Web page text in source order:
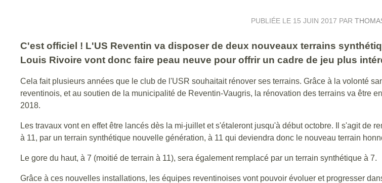
PUBLIÉE LE 15 JUIN 2017 PAR
C'est officiel ! L'US Reventin va disposer de deux nouveaux terrains
Louis Rivoire vont donc faire peau neuve pour offrir un cadre de jeu plus
Cela fait plusieurs années que le club de l'USR souhaitait rénover ses terrains. Grâce à la volonté
reventinois, et au soutien de la municipalité de Reventin-Vaugris, la rénovation des terrains va être
2018.
Les travaux vont en effet être lancés dès la mi-juillet et s'étaleront jusqu'à début octobre. Il s'agit de
à 11, par un terrain synthétique nouvelle génération, à 11 qui deviendra donc le nouveau terrain
Le gore du haut, à 7 (moitié de terrain à 11), sera également remplacé par un terrain synthétique à 7.
Grâce à ces nouvelles installations, les équipes reventinoises vont pouvoir évoluer et progresser